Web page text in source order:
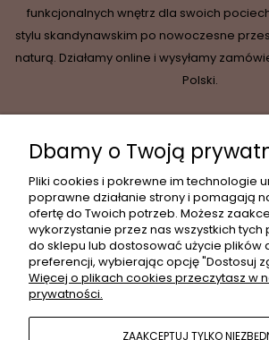
funkcjonalnych wnętrz dla swoich
stylu skandynawskim po nowoczesne
naturą. Działamy online i wysyłamy
Polski.
INFORMACJE
MOJE KONTO
Dbamy o Twoją
Pliki cookies i pokrewne im technologie
poprawne działanie strony i pomagają
ofertę do Twoich potrzeb. Możesz
wykorzystanie przez nas wszystkich tych
do sklepu lub dostosować użycie plików
preferencji, wybierając opcję "Dostosuj
Więcej o plikach cookies przeczytasz w
prywatności.
ZAAKCEPTUJ TYLKO